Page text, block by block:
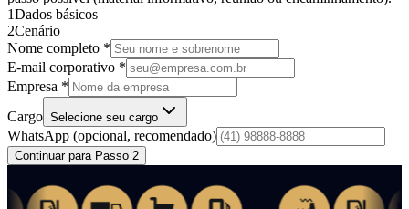
1Dados básicos
2Cenário
Nome completo *
E-mail corporativo *
Empresa *
Cargo Selecione seu cargo
WhatsApp (opcional, recomendado)
Continuar para Passo 2